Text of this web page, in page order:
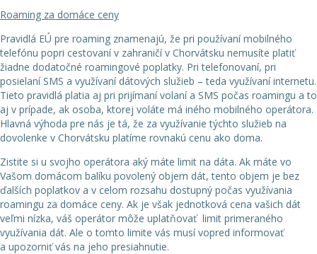
Roaming za domáce ceny
Pravidlá EÚ pre roaming znamenajú, že pri používaní mobilného
telefónu popri cestovaní v zahraničí v Chorvátsku nemusíte platiť
žiadne dodatočné roamingové poplatky. Pri telefonovaní, pri
posielaní SMS a využívaní dátových služieb – teda využívaní internetu.
Tieto pravidlá platia aj pri prijímaní volaní a SMS počas roamingu a to
aj v prípade, ak osoba, ktorej voláte má iného mobilného operátora.
Hlavná výhoda pre nás je tá, že za využívanie týchto služieb na
dovolenke v Chorvátsku platíme rovnakú cenu ako doma.
Zistite si u svojho operátora aký máte limit na dáta. Ak máte vo
Vašom domácom balíku povolený objem dát, tento objem je bez
ďalších poplatkov a v celom rozsahu dostupný počas využívania
roamingu za domáce ceny. Ak je však jednotková cena vašich dát
veľmi nízka, váš operátor môže uplatňovať limit primeraného
využívania dát. Ale o tomto limite vás musí vopred informovať
a upozorniť vás na jeho presiahnutie.